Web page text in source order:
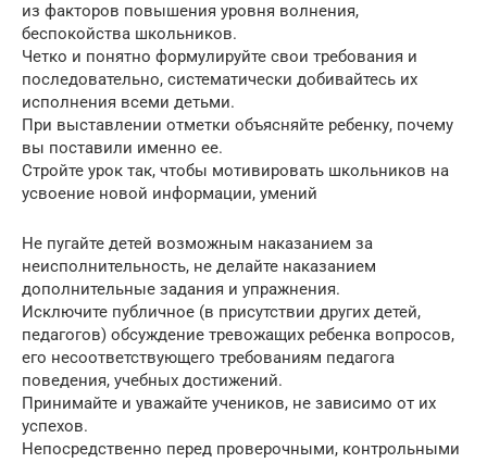
из факторов повышения уровня волнения,
беспокойства школьников.
Четко и понятно формулируйте свои требования и
последовательно, систематически добивайтесь их
исполнения всеми детьми.
При выставлении отметки объясняйте ребенку, почему
вы поставили именно ее.
Стройте урок так, чтобы мотивировать школьников на
усвоение новой информации, умений
Не пугайте детей возможным наказанием за
неисполнительность, не делайте наказанием
дополнительные задания и упражнения.
Исключите публичное (в присутствии других детей,
педагогов) обсуждение тревожащих ребенка вопросов,
его несоответствующего требованиям педагога
поведения, учебных достижений.
Принимайте и уважайте учеников, не зависимо от их
успехов.
Непосредственно перед проверочными, контрольными